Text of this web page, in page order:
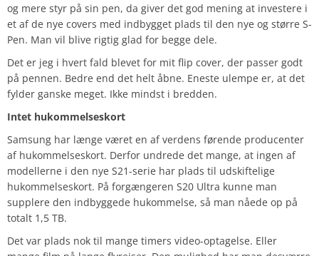
og mere styr på sin pen, da giver det god mening at investere i
et af de nye covers med indbygget plads til den nye og større S-
Pen. Man vil blive rigtig glad for begge dele.
Det er jeg i hvert fald blevet for mit flip cover, der passer godt
på pennen. Bedre end det helt åbne. Eneste ulempe er, at det
fylder ganske meget. Ikke mindst i bredden.
Intet hukommelseskort
Samsung har længe været en af verdens førende producenter
af hukommelseskort. Derfor undrede det mange, at ingen af
modellerne i den nye S21-serie har plads til udskiftelige
hukommelseskort. På forgængeren S20 Ultra kunne man
supplere den indbyggede hukommelse, så man nåede op på
totalt 1,5 TB.
Det var plads nok til mange timers video-optagelse. Eller